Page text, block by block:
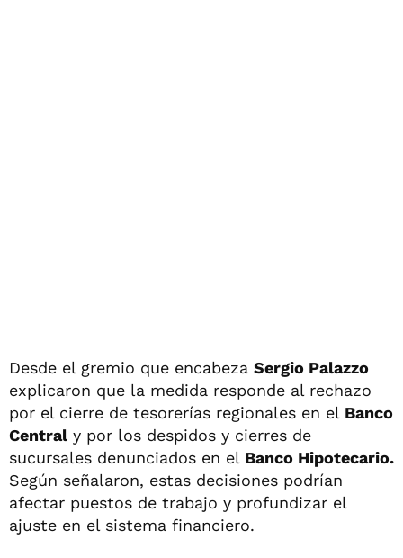
Desde el gremio que encabeza Sergio Palazzo
explicaron que la medida responde al rechazo
por el cierre de tesorerías regionales en el Banco
Central y por los despidos y cierres de
sucursales denunciados en el Banco Hipotecario.
Según señalaron, estas decisiones podrían
afectar puestos de trabajo y profundizar el
ajuste en el sistema financiero.